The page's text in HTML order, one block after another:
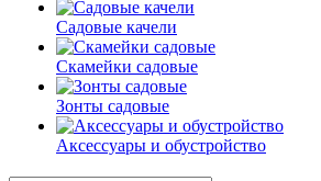
Садовые качели
Скамейки садовые
Зонты садовые
Аксессуары и обустройство